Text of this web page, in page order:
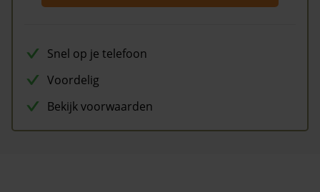
Snel op je telefoon
Voordelig
Bekijk voorwaarden